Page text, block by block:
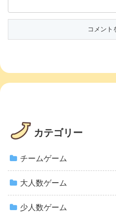
カテゴリー
チームゲーム
大人数ゲーム
少人数ゲーム